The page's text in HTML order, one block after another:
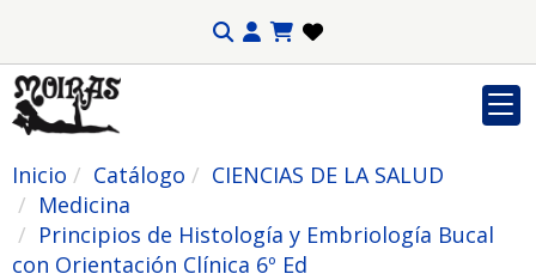
Inicio Catálogo
CIENCIAS DE LA SALUD
Medicina
Principios de Histología y Embriología Bucal
con Orientación Clínica 6º Ed